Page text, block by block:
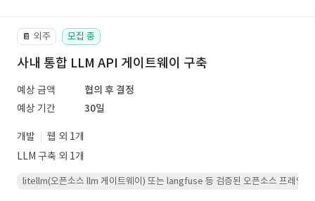
📔 외주 모집 중
사내 통합 LLM API 게이트웨이 구축
예상 금액
협의 후 결정
예상 기간
30일
개발
웹 외 1개
LLM 구축 외 1개
litellm(오픈소스 llm 게이트웨이) 또는 langfuse 등 검증된 오픈소스 프레임워